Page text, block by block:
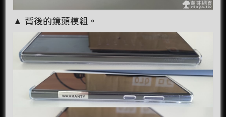
▲ 背後的鏡頭模組。